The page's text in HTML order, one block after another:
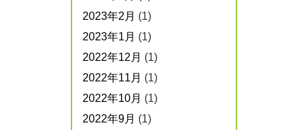
2023年2月 (1)
2023年1月 (1)
2022年12月 (1)
2022年11月 (1)
2022年10月 (1)
2022年9月 (1)